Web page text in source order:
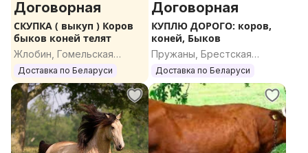
Договорная
СКУПКА ( выкуп ) Коров
быков коней телят
Жлобин, Гомельская
область
Доставка по Беларуси
Договорная
КУПЛЮ ДОРОГО: коров,
коней, Быков
Пружаны, Брестская
область
Доставка по Беларуси